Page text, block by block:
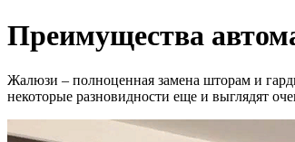
Преимущества
Жалюзи – полноценная замена шторам и
некоторые разновидности еще и выглядят